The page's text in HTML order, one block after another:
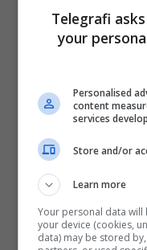
Telegrafi
your
Personalised
content
services
Store and/or
Learn more
Your personal data
your device (cookies,
data) may be stored